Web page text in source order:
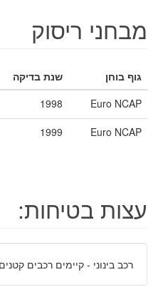
מבחני ריסוק
גוף בוחן שנת בדיקה
Euro NCAP
1998
Euro NCAP
1999
עצות בטיחות:
רכב בינוני - קיימים רכבים